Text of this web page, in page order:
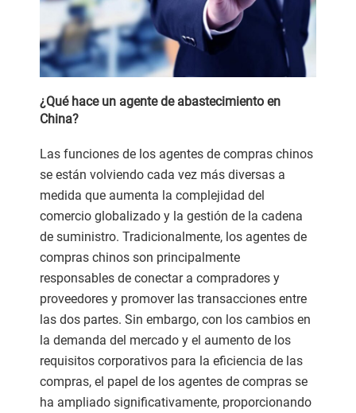
¿Qué hace un agente de abastecimiento en
China?
Las funciones de los agentes de compras chinos
se están volviendo cada vez más diversas a
medida que aumenta la complejidad del
comercio globalizado y la gestión de la cadena
de suministro. Tradicionalmente, los agentes de
compras chinos son principalmente
responsables de conectar a compradores y
proveedores y promover las transacciones entre
las dos partes. Sin embargo, con los cambios en
la demanda del mercado y el aumento de los
requisitos corporativos para la eficiencia de las
compras, el papel de los agentes de compras se
ha ampliado significativamente, proporcionando